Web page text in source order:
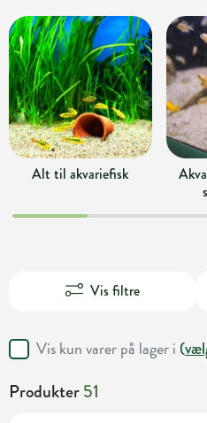
Alt til akvariefisk
Vis filtre
Vis kun varer på lager i (
Produkter51